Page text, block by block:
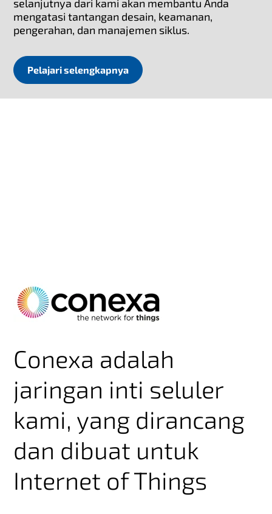
selanjutnya dari kami akan membantu Anda
mengatasi tantangan desain, keamanan,
pengerahan, dan manajemen siklus.
Pelajari selengkapnya
Solusi konektivitas untuk setiap tantangan dalam
Conexa adalah
jaringan inti seluler
kami, yang dirancang
dan dibuat untuk
Internet of Things